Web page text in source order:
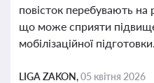
повісток перебувають на
що може сприяти
мобілізаційної підготовки.
LIGA ZAKON,05 квітня 2026